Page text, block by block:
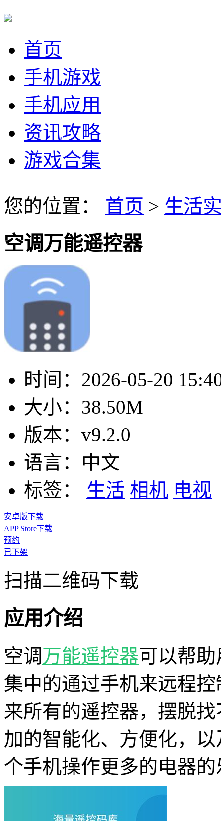
首页
手机游戏
手机应用
资讯攻略
游戏合集
您的位置： 首页 > 生活
空调万能遥控器
时间： 2026-05-20
大小： 38.50M
版本： v9.2.0
语言： 中文
标签：
生活 相机 电视
安卓版下载
APP Store下载
预约
已下架
扫描二维码下载
应用介绍
空调万能遥控器可以帮
集中的通过手机来远程
来所有的遥控器，摆脱
加的智能化、方便化，
个手机操作更多的电器的